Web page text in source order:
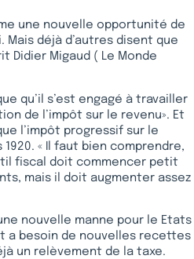
une nouvelle opportunité de
déjà d’autres disent que
Didier Migaud ( Le Monde
qu’il s’est engagé à travailler
de l’impôt sur le revenu». Et
l’impôt progressif sur le
1920. « Il faut bien comprendre,
fiscal doit commencer petit
mais il doit augmenter assez
nouvelle manne pour le Etats
a besoin de nouvelles recettes
un relèvement de la taxe.